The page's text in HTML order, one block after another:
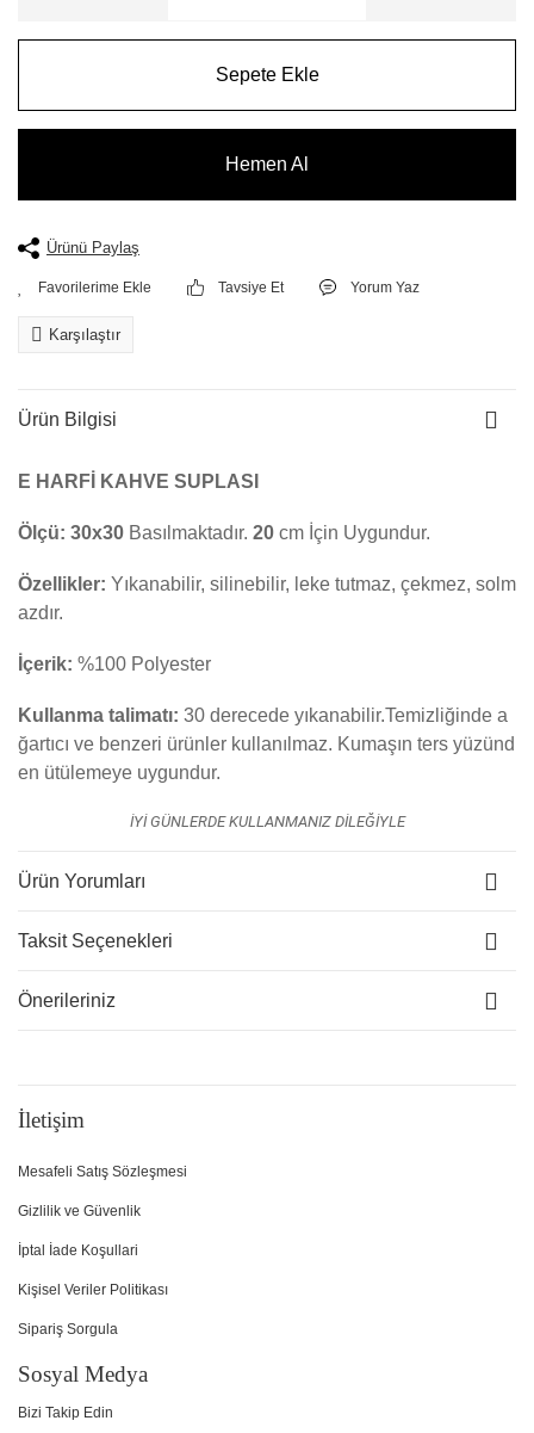
Sepete Ekle
Hemen Al
Ürünü Paylaş
Tavsiye Et Yorum Yaz
Karşılaştır
Ürün Bilgisi
E HARFİ KAHVE SUPLASI
Ölçü: 30x30 Basılmaktadır. 20 cm İçin Uygundur.
Özellikler: Yıkanabilir, silinebilir, leke tutmaz, çekmez, solm
azdır.
İçerik: %100 Polyester
Kullanma talimatı: 30 derecede yıkanabilir.Temizliğinde a
ğartıcı ve benzeri ürünler kullanılmaz. Kumaşın ters yüzünd
en ütülemeye uygundur.
İYİ GÜNLERDE KULLANMANIZ DİLEĞİYLE
Ürün Yorumları
Taksit Seçenekleri
Önerileriniz
İletişim
Mesafeli Satış Sözleşmesi
Gizlilik ve Güvenlik
İptal İade Koşullari
Kişisel Veriler Politikası
Sipariş Sorgula
Sosyal Medya
Bizi Takip Edin